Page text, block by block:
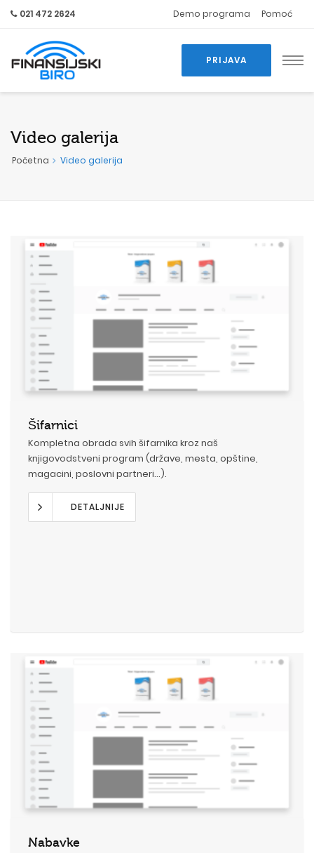
021 472 2624 Demo programa Pomoć
PRIJAVA
Video galerija
Početna Video galerija
Šifarnici
Kompletna obrada svih šifarnika kroz naš
knjigovodstveni program (države, mesta, opštine,
magacini, poslovni partneri...).
DETALJNIJE
Nabavke